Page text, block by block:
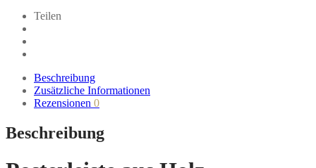
Teilen
Beschreibung
Zusätzliche Informationen
Rezensionen 0
Beschreibung